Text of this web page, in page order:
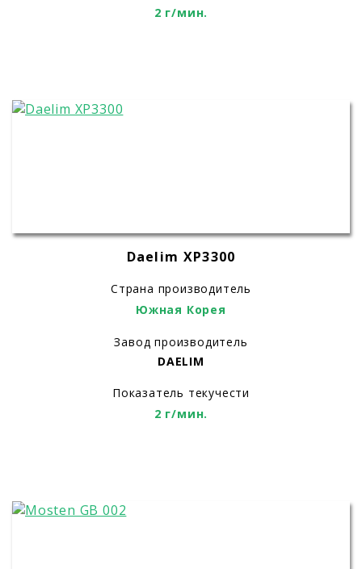
2 г/мин.
Daelim XP3300
Страна производитель
Южная Корея
Завод производитель
DAELIM
Показатель текучести
2 г/мин.